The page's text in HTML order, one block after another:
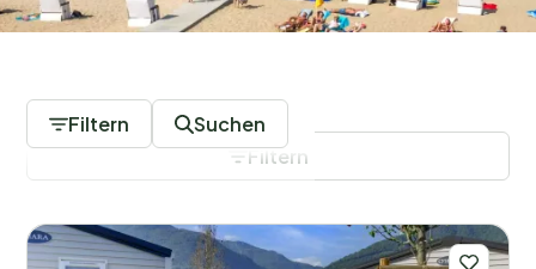
Filtern Suchen
Filtern